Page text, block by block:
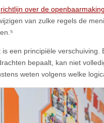
richtlijn over de
van zulke regels de
is een principiële
bepaalt, kan niet
weten volgens welke